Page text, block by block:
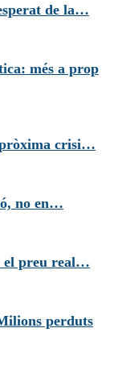
de la…
més a prop
crisi…
no en…
el preu real…
perduts